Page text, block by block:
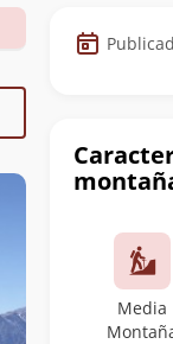
Datos
de
Media